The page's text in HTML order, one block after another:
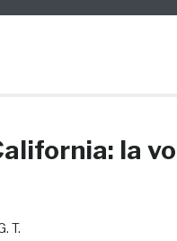
la
T.